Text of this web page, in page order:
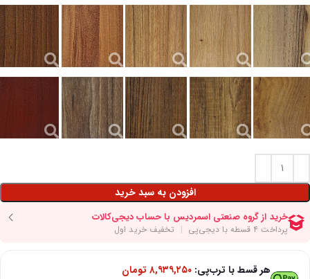
افزودن به سبد خرید
هر قسط با ترب‌پی: ۸,۹۳۹,۲۵۰ تومان